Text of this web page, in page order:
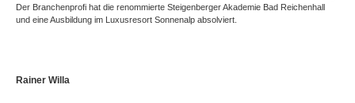
Der Branchenprofi hat die renommierte Steigenberger Akademie Bad Reichenhall
und eine Ausbildung im Luxusresort Sonnenalp absolviert.
Rainer Willa